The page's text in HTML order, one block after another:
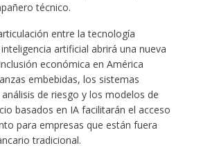
técnico.
entre la tecnología
artificial abrirá una nueva
económica en América
embebidas, los sistemas
de riesgo y los modelos de
basados en IA facilitarán el acceso
para empresas que están fuera
tradicional.